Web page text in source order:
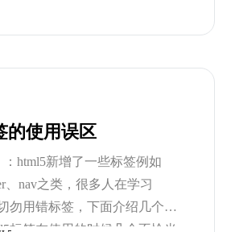
的使用误区
：html5新增了一些标签例如
、nav之类，很多人在学习
勿用错标签，下面介绍几个比